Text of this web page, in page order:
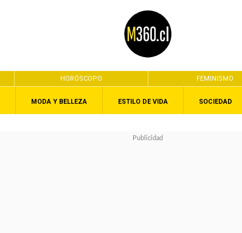
HORÓSCOPO FEMINISMO
MODA Y BELLEZA ESTILO DE VIDA SOCIEDAD